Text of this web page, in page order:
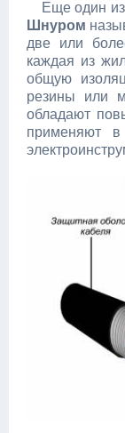
Еще один из
Шнуром
две или
каждая из
общую
резины или
обладают
применяют